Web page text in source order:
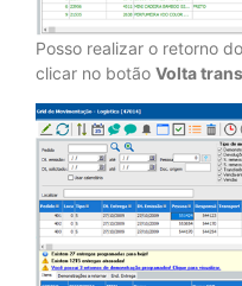
Posso realizar o retorno
clicar no botão Volta